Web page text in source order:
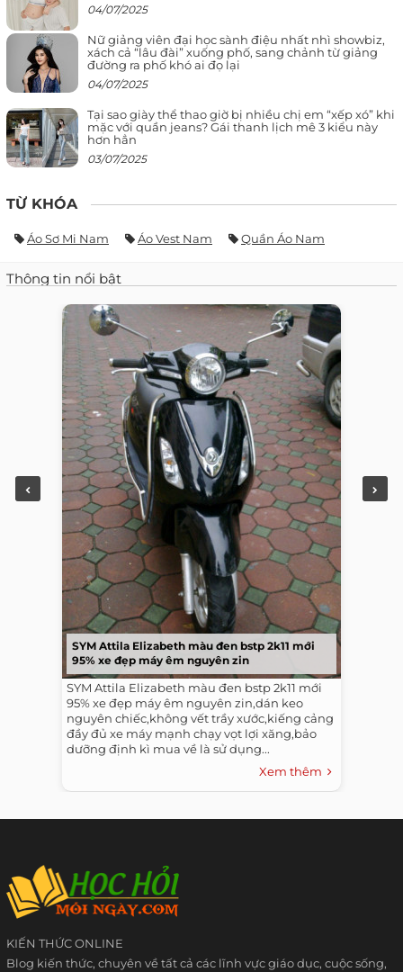
04/07/2025
Nữ giảng viên đại học sành điệu nhất nhì showbiz,
xách cả “lâu đài” xuống phố, sang chảnh từ giảng
đường ra phố khó ai đọ lại
04/07/2025
Tại sao giày thể thao giờ bị nhiều chị em “xếp xó” khi
mặc với quần jeans? Gái thanh lịch mê 3 kiểu này
hơn hẳn
03/07/2025
TỪ KHÓA
Áo Sơ Mi Nam Áo Vest Nam Quần Áo Nam
Thông tin nổi bật
SYM Attila Elizabeth màu đen bstp 2k11 mới
95% xe đẹp máy êm nguyên zin
SYM Attila Elizabeth màu đen bstp 2k11 mới
95% xe đẹp máy êm nguyên zin,dán keo
nguyên chiếc,không vết trầy xước,kiếng cảng
đầy đủ xe máy mạnh chạy vọt lợi xăng,bảo
dưỡng định kì mua về là sử dụng...
Xem thêm
KIẾN THỨC ONLINE
Blog kiến thức, chuyên về tất cả các lĩnh vực giáo dục, cuộc sống,